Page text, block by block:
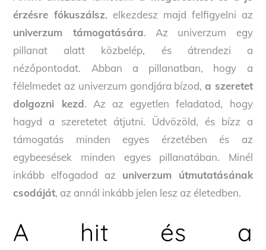
érzésre fókuszálsz, elkezdesz majd felfigyelni az
univerzum támogatására. Az univerzum egy
pillanat alatt közbelép, és átrendezi a
nézőpontodat. Abban a pillanatban, hogy a
félelmedet az univerzum gondjára bízod, a szeretet
dolgozni kezd. Az az egyetlen feladatod, hogy
hagyd a szeretetet átjutni. Üdvözöld, és bízz a
támogatás minden egyes érzetében és az
egybeesések minden egyes pillanatában. Minél
inkább elfogadod az univerzum útmutatásának
csodáját, az annál inkább jelen lesz az életedben.
A hit és a